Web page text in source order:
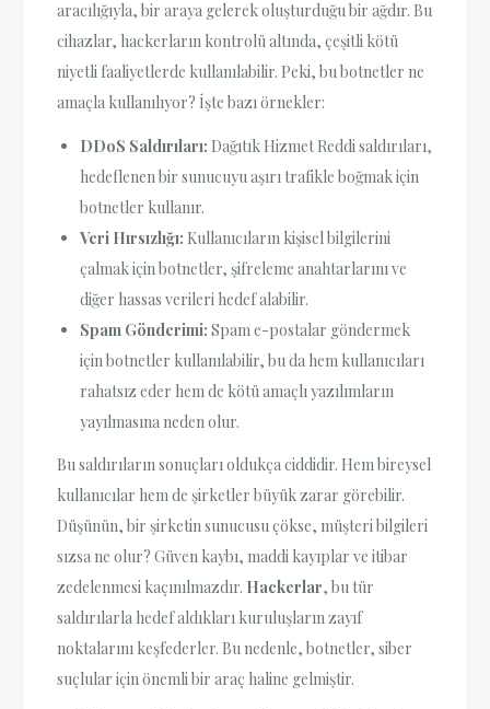
aracılığıyla, bir araya gelerek oluşturduğu bir ağdır. Bu
cihazlar, hackerların kontrolü altında, çeşitli kötü
niyetli faaliyetlerde kullanılabilir. Peki, bu botnetler ne
amaçla kullanılıyor? İşte bazı örnekler:
DDoS Saldırıları: Dağıtık Hizmet Reddi saldırıları,
hedeflenen bir sunucuyu aşırı trafikle boğmak için
botnetler kullanır.
Veri Hırsızlığı: Kullanıcıların kişisel bilgilerini
çalmak için botnetler, şifreleme anahtarlarını ve
diğer hassas verileri hedef alabilir.
Spam Gönderimi: Spam e-postalar göndermek
için botnetler kullanılabilir, bu da hem kullanıcıları
rahatsız eder hem de kötü amaçlı yazılımların
yayılmasına neden olur.
Bu saldırıların sonuçları oldukça ciddidir. Hem bireysel
kullanıcılar hem de şirketler büyük zarar görebilir.
Düşünün, bir şirketin sunucusu çökse, müşteri bilgileri
sızsa ne olur? Güven kaybı, maddi kayıplar ve itibar
zedelenmesi kaçınılmazdır. Hackerlar, bu tür
saldırılarla hedef aldıkları kuruluşların zayıf
noktalarını keşfederler. Bu nedenle, botnetler, siber
suçlular için önemli bir araç haline gelmiştir.